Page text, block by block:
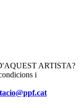
ARTISTA?
i